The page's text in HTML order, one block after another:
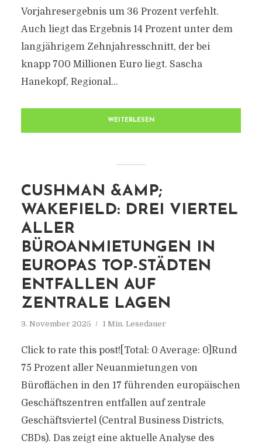
Vorjahresergebnis um 36 Prozent verfehlt.
Auch liegt das Ergebnis 14 Prozent unter dem
langjährigem Zehnjahresschnitt, der bei
knapp 700 Millionen Euro liegt. Sascha
Hanekopf, Regional...
WEITERLESEN
CUSHMAN &AMP;
WAKEFIELD: DREI VIERTEL
ALLER
BÜROANMIETUNGEN IN
EUROPAS TOP-STÄDTEN
ENTFALLEN AUF
ZENTRALE LAGEN
3. November 2025 1 Min. Lesedauer
Click to rate this post![Total: 0 Average: 0]Rund
75 Prozent aller Neuanmietungen von
Büroflächen in den 17 führenden europäischen
Geschäftszentren entfallen auf zentrale
Geschäftsviertel (Central Business Districts,
CBDs). Das zeigt eine aktuelle Analyse des